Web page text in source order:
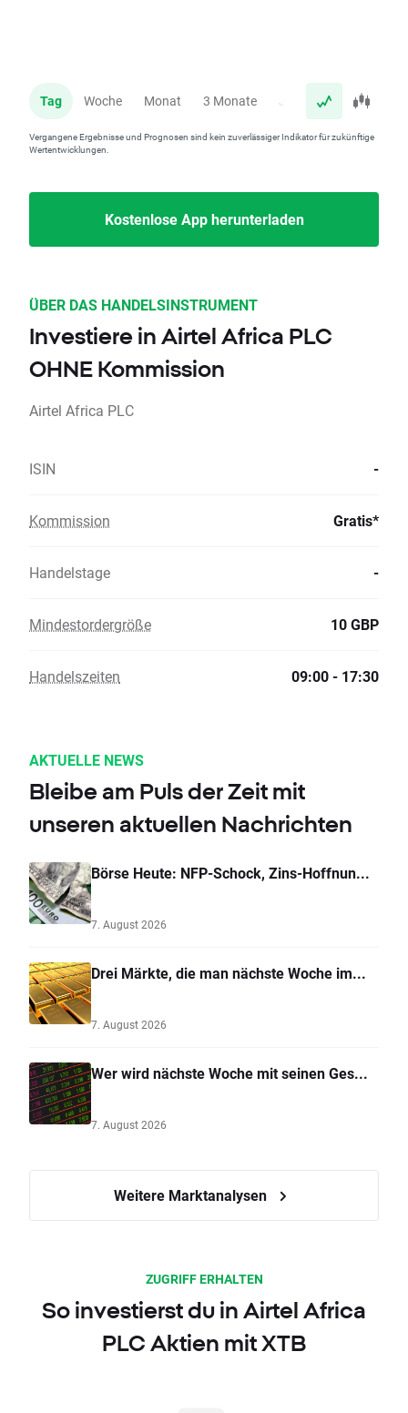
Tag Woche Monat 3 Monate Jahr
Vergangene Ergebnisse und Prognosen sind kein zuverlässiger Indikator für zukünftige
Wertentwicklungen.
Kostenlose App herunterladen
ÜBER DAS HANDELSINSTRUMENT
Investiere in Airtel Africa PLC
OHNE Kommission
Airtel Africa PLC
ISIN -
Kommission Gratis*
Handelstage -
Mindestordergröße 10 GBP
Handelszeiten 09:00 - 17:30
AKTUELLE NEWS
Bleibe am Puls der Zeit mit
unseren aktuellen Nachrichten
Börse Heute: NFP-Schock, Zins-Hoffnun...
7. August 2026
Drei Märkte, die man nächste Woche im...
7. August 2026
Wer wird nächste Woche mit seinen Ges...
7. August 2026
Weitere Marktanalysen
ZUGRIFF ERHALTEN
So investierst du in Airtel Africa
PLC Aktien mit XTB